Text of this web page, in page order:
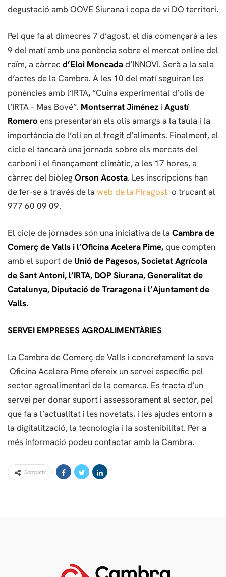
degustació amb OOVE Siurana i copa de vi DO territori.
Pel que fa al dimecres 7 d’agost, el dia començarà a les
9 del matí amb una ponència sobre el mercat online del
raïm, a càrrec d’Eloi Moncadad’INNOVI. Serà a la sala
d’actes de la Cambra. A les 10 del matí seguiran les
ponències amb l’IRTA,“Cuina experimental d’olis de
l’IRTA – Mas Bové”. Montserrat Jiménez i Agustí
Romero ens presentaran els olis amargs a la taula i la
importància de l’oli en el fregit d’aliments. Finalment, el
cicle el tancarà una jornada sobre els mercats del
carboni i el finançament climàtic, a les 17 hores, a
càrrec del biòlegOrson Acosta. Les inscripcions han
de fer-se a través de la web de la Firagost o trucant al
977 60 09 09.
El cicle de jornades són una iniciativa de la Cambra de
Comerç de Valls i l’Oficina Acelera Pime,que compten
amb el suport de Unió de Pagesos, Societat Agrícola
de Sant Antoni, l’IRTA, DOP Siurana, Generalitat de
Catalunya, Diputació de Traragona i l’Ajuntament de
Valls.
SERVEI EMPRESES AGROALIMENTÀRIES
La Cambra de Comerç de Valls i concretament la seva
Oficina Acelera Pime ofereix un servei específic pel
sector agroalimentari de la comarca. Es tracta d’un
servei per donar suport i assessorament al sector, pel
que fa a l’actualitat i les novetats, i les ajudes entorn a
la digitalització, la tecnologia i la sostenibilitat. Per a
més informació podeu contactar amb la Cambra.
Compartir